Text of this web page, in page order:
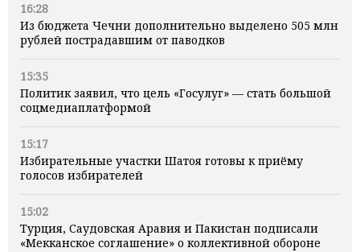
16:28
Из бюджета Чечни дополнительно выделено 505 млн
рублей пострадавшим от паводков
15:35
Политик заявил, что цель «Госулуг» — стать большой
соцмедиаплатформой
15:17
Избирательные участки Шатоя готовы к приёму
голосов избирателей
15:02
Турция, Саудовская Аравия и Пакистан подписали
«Мекканское соглашение» о коллективной обороне